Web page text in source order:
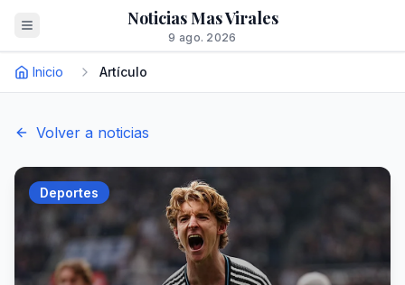
Noticias Mas Virales
9 ago. 2026
Inicio Artículo
Volver a noticias
Deportes